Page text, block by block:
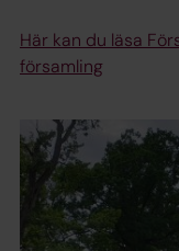
Här kan du läsa
församling